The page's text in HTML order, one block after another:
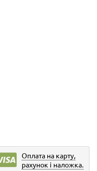
Оплата на карту,
рахунок і наложка.